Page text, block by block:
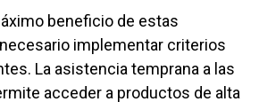
beneficio de estas
implementar criterios
La asistencia temprana a las
acceder a productos de alta